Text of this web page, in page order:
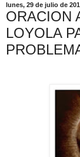
lunes, 29 de julio de
ORACION
LOYOLA